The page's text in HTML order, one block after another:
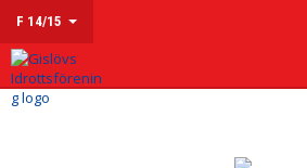
F 14/15
HEM